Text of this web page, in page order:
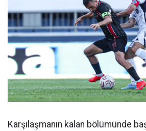
Karşılaşmanın kalan bölümünde